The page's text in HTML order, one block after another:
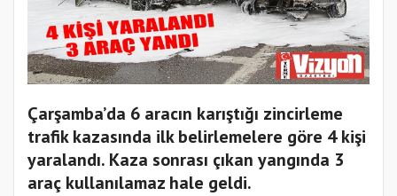
Çarşamba’da 6 aracın karıştığı zincirleme
trafik kazasında ilk belirlemelere göre 4 kişi
yaralandı. Kaza sonrası çıkan yangında 3
araç kullanılamaz hale geldi.